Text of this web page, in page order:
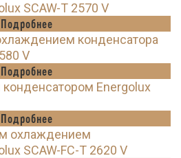
SCAW-T 2570 V
Подробнее
конденсатора
V
Подробнее
Energolux
Подробнее
охлаждением
SCAW-FC-T 2620 V